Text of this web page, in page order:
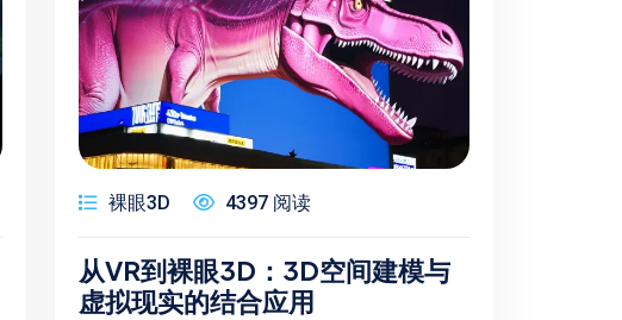
裸眼3D 4397 阅读
从VR到裸眼3D：3D空间建模与
虚拟现实的结合应用